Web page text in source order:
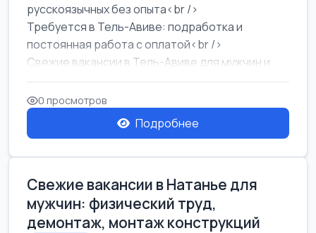
русскоязычных без опыта<br />
Требуется в Тель-Авиве: подработка и
постоянная работа с оплатой<br />
Свежие вакансии в Тель-Авиве для мужчин и
женщин от хозя...
0 просмотров
Подробнее
Свежие вакансии в Натанье для
мужчин: физический труд,
демонтаж, монтаж конструкций